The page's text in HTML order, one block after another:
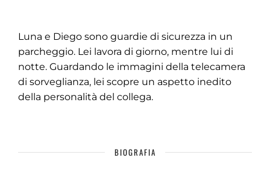
Luna e Diego sono guardie di sicurezza in un
parcheggio. Lei lavora di giorno, mentre lui di
notte. Guardando le immagini della telecamera
di sorveglianza, lei scopre un aspetto inedito
della personalità del collega.
BIOGRAFIA